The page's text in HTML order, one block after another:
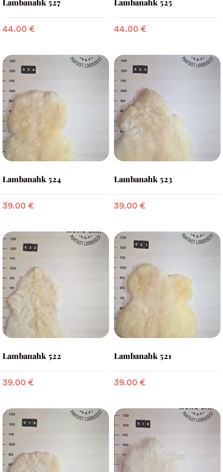
Lambanahk 527
44.00 €
Lambanahk 525
44.00 €
Lambanahk 524
39.00 €
Lambanahk 523
39.00 €
Lambanahk 522
39.00 €
Lambanahk 521
39.00 €